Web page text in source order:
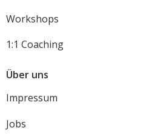
Workshops
1:1 Coaching
Über uns
Impressum
Jobs